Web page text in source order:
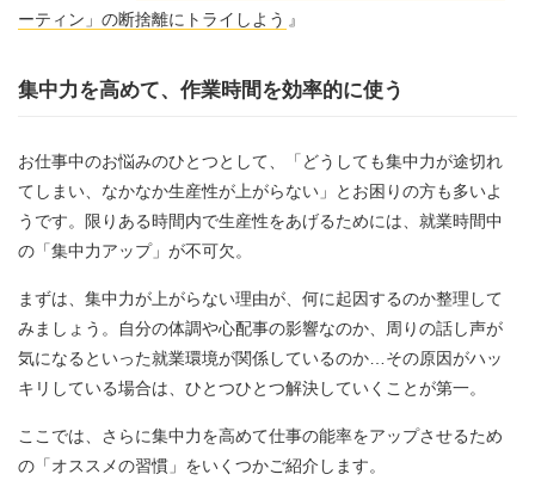
ーティン」の断捨離にトライしよう 』
集中力を高めて、作業時間を効率的に使う
お仕事中のお悩みのひとつとして、「どうしても集中力が途切れ
てしまい、なかなか生産性が上がらない」とお困りの方も多いよ
うです。限りある時間内で生産性をあげるためには、就業時間中
の「集中力アップ」が不可欠。
まずは、集中力が上がらない理由が、何に起因するのか整理して
みましょう。自分の体調や心配事の影響なのか、周りの話し声が
気になるといった就業環境が関係しているのか…その原因がハッ
キリしている場合は、ひとつひとつ解決していくことが第一。
ここでは、さらに集中力を高めて仕事の能率をアップさせるため
の「オススメの習慣」をいくつかご紹介します。